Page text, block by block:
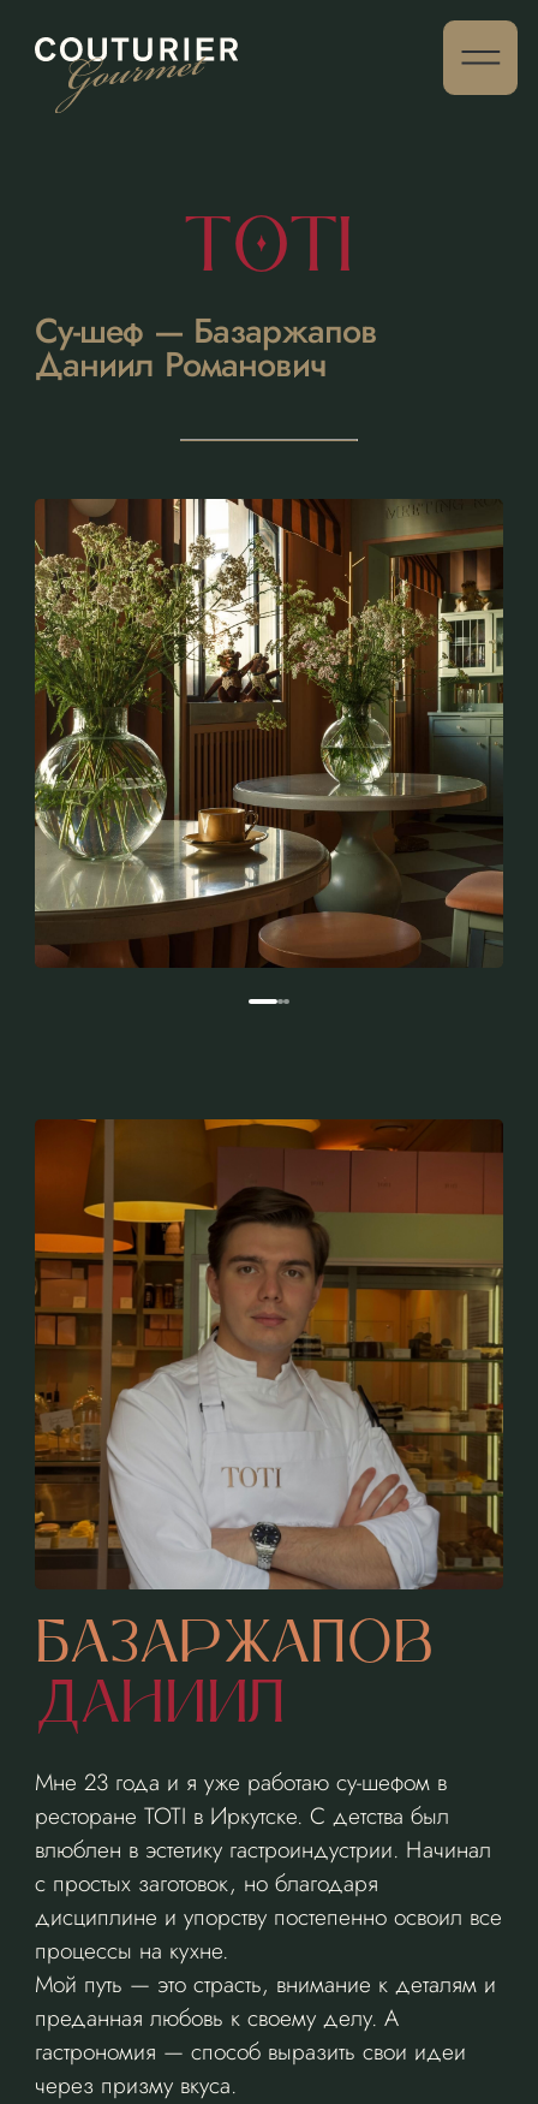
TOTI
Су-шеф — Базаржапов
Даниил Романович
БАЗАРЖАПОВ
ДАНИИЛ
Мне 23 года и я уже работаю су-шефом в
ресторане TOTI в Иркутске. С детства был
влюблен в эстетику гастроиндустрии. Начинал
с простых заготовок, но благодаря
дисциплине и упорству постепенно освоил все
процессы на кухне.
Мой путь — это страсть, внимание к деталям и
преданная любовь к своему делу. А
гастрономия — способ выразить свои идеи
через призму вкуса.